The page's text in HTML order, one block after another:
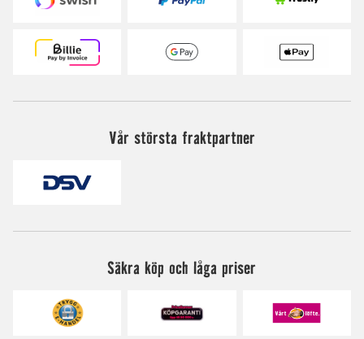
Vår största fraktpartner
Säkra köp och låga priser